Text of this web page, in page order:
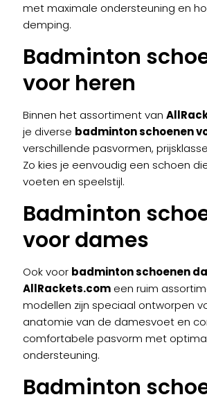
met maximale ondersteuning en
demping.
Badminton
voor heren
Binnen het assortiment van
je diverse badminton schoenen
verschillende pasvormen,
Zo kies je eenvoudig een schoen
voeten en speelstijl.
Badminton
voor dames
Ook voor badminton schoenen
AllRackets.com een ruim
modellen zijn speciaal ontworpen
anatomie van de damesvoet en
comfortabele pasvorm met
ondersteuning.
Badminton